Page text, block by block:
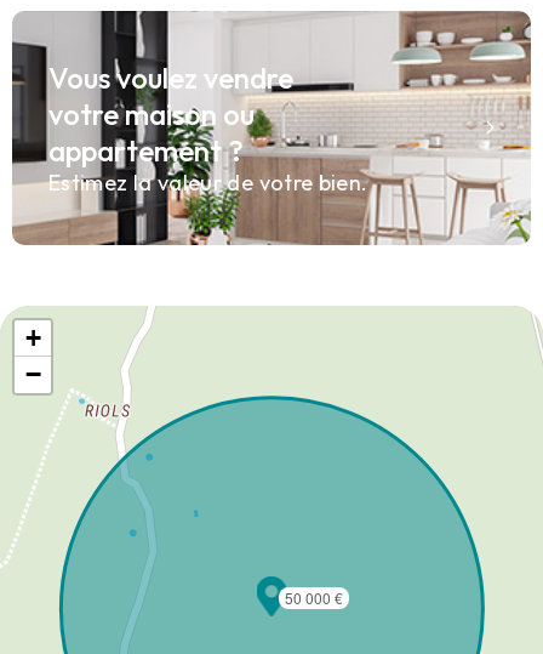
Vous voulez vendre
votre maison ou
appartement ?
Estimez la valeur de votre bien.
50 000 €
+
−